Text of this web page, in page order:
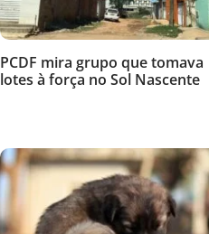
PCDF mira grupo que tomava
lotes à força no Sol Nascente